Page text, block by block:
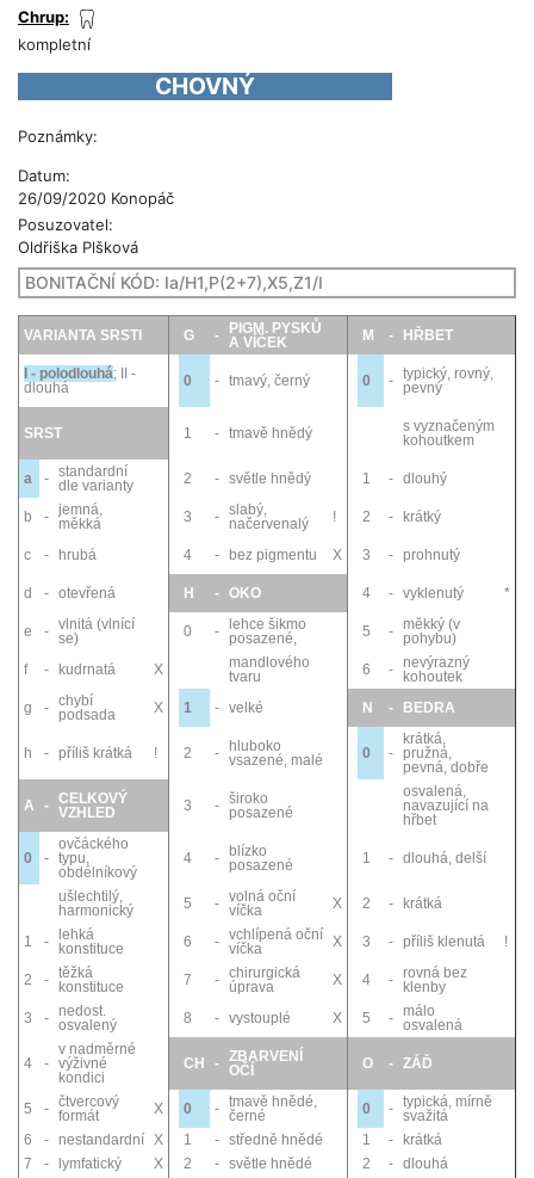
Chrup:
kompletní
CHOVNÝ
Poznámky:
Datum:
26/09/2020 Konopáč
Posuzovatel:
Oldřiška Plšková
BONITAČNÍ KÓD: Ia/H1,P(2+7),X5,Z1/I
VARIANTA SRSTI G -
PIGM. PYSKŮ
A VÍČEK
M - HŘBET
I - polodlouhá;
II -
dlouhá
0 - tmavý, černý 0 - typický, rovný,
pevný
SRST 1 - tmavě hnědý
s vyznačeným
kohoutkem
a - standardní
dle varianty
2 - světle hnědý 1 - dlouhý
b - jemná,
měkká
3 - slabý,
načervenalý
! 2 - krátký
c - hrubá 4 - bez pigmentu X 3 - prohnutý
d - otevřená H - OKO 4 - vyklenutý *
e - vlnitá (vlnící
se)
0 -
lehce šikmo
posazené,
5 -
měkký (v
pohybu)
f
- kudrnatá X
mandlového
tvaru
6 -
nevýrazný
kohoutek
g
- chybí
podsada
X 1 - velké N - BEDRA
h - příliš krátká ! 2 -
hluboko
vsazené, malé
0 -
krátká,
pružná,
pevná, dobře
A - CELKOVÝ
VZHLED
3 - široko
posazené
osvalená,
navazující na
hřbet
0 -
ovčáckého
typu,
obdélníkový
4 -
blízko
posazené
1 - dlouhá, delší
ušlechtilý,
harmonický
5 - volná oční
víčka
X 2 - krátká
1 -
lehká
konstituce
6 - vchlípená oční
víčka
X 3 - příliš klenutá !
2 - těžká
konstituce
7 - chirurgická
úprava
X 4 - rovná bez
klenby
3
-
nedost.
osvalený
8 - vystouplé X 5 -
málo
osvalená
4 -
v nadměrné
výživné
kondici
CH - ZBARVENÍ
OČÍ
O - ZÁĎ
5 - čtvercový
formát
X 0 - tmavě hnědé,
černé
0 - typická, mírně
svažitá
6
- nestandardní X 1 - středně hnědé 1 -
krátká
7
- lymfatický X 2 - světle hnědé 2 - dlouhá